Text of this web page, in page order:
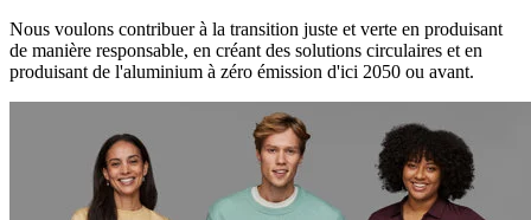
Nous voulons contribuer à la transition juste et verte en produisant
de manière responsable, en créant des solutions circulaires et en
produisant de l'aluminium à zéro émission d'ici 2050 ou avant.